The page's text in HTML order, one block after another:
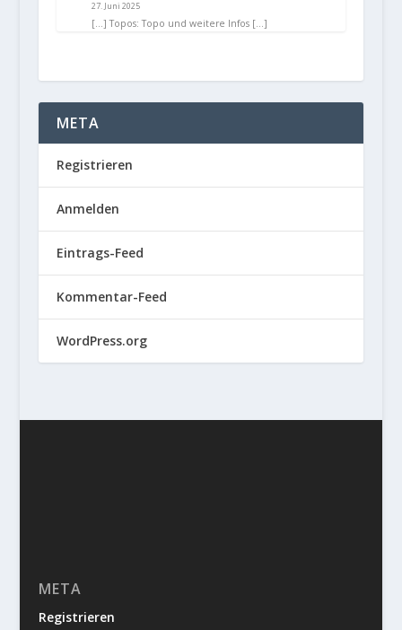
27. Juni 2025
[…] Topos: Topo und weitere Infos […]
META
Registrieren
Anmelden
Eintrags-Feed
Kommentar-Feed
WordPress.org
META
Registrieren